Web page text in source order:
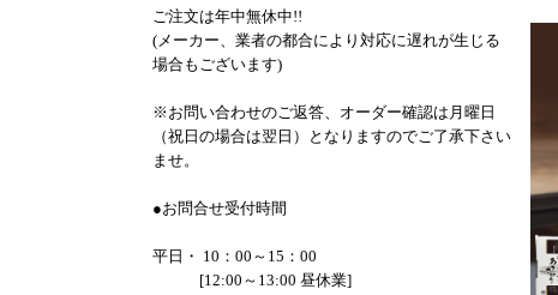
ご注文は年中無休中!!
(メーカー、業者の都合により対応に遅れが生じる
場合もございます)
※お問い合わせのご返答、オーダー確認は月曜日
（祝日の場合は翌日）となりますのでご了承下さい
ませ。
●お問合せ受付時間
平日・ 10：00～15：00
[12:00～13:00 昼休業]